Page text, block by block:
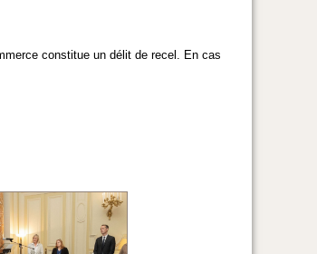
constitue un délit de recel. En cas